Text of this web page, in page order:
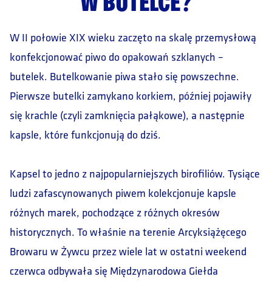
W II połowie XIX wieku zaczęto na skalę przemysłową
konfekcjonować piwo do opakowań szklanych –
butelek. Butelkowanie piwa stało się powszechne.
Pierwsze butelki zamykano korkiem, później pojawiły
się krachle (czyli zamknięcia pałąkowe), a następnie
kapsle, które funkcjonują do dziś.
Kapsel to jedno z najpopularniejszych birofiliów. Tysiące
ludzi zafascynowanych piwem kolekcjonuje kapsle
różnych marek, pochodzące z różnych okresów
historycznych. To właśnie na terenie Arcyksiążęcego
Browaru w Żywcu przez wiele lat w ostatni weekend
czerwca odbywała się Międzynarodowa Giełda